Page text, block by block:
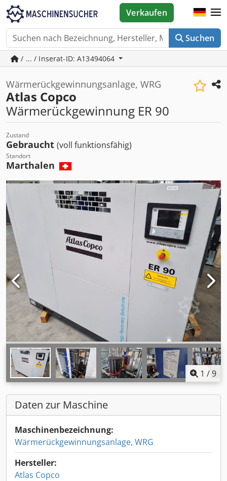
Suchen
Verkaufen
/ ... / Inserat-ID: A13494064
Wärmerückgewinnungsanlage, WRG
Atlas Copco
Wärmerückgewinnung ER 90
Zustand
Gebraucht (voll funktionsfähig)
Standort
Marthalen
1 /9
Daten zur Maschine
Maschinenbezeichnung:
Wärmerückgewinnungsanlage, WRG
Hersteller:
Atlas Copco